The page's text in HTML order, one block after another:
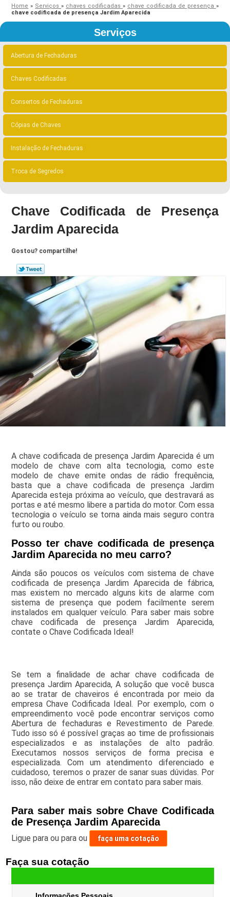
Home » Serviços» chaves codificadas » chave codificada de presença »
chave codificada de presença Jardim Aparecida
Serviços
Abertura de Fechaduras
Chaves Codificadas
Consertos de Fechaduras
Cópias de Chaves
Instalação de Fechaduras
Troca de Segredos
Chave Codificada de Presença
Jardim Aparecida
Gostou? compartilhe!
A chave codificada de presença Jardim Aparecida é um
modelo de chave com alta tecnologia, como este
modelo de chave emite ondas de rádio frequência,
basta que a chave codificada de presença Jardim
Aparecida esteja próxima ao veículo, que destravará as
portas e até mesmo libere a partida do motor. Com essa
tecnologia o veículo se torna ainda mais seguro contra
furto ou roubo.
Posso ter chave codificada de presença
Jardim Aparecida no meu carro?
Ainda são poucos os veículos com sistema de chave
codificada de presença Jardim Aparecida de fábrica,
mas existem no mercado alguns kits de alarme com
sistema de presença que podem facilmente serem
instalados em qualquer veículo. Para saber mais sobre
chave codificada de presença Jardim Aparecida,
contate o Chave Codificada Ideal!
Se tem a finalidade de achar chave codificada de
presença Jardim Aparecida, A solução que você busca
ao se tratar de chaveiros é encontrada por meio da
empresa Chave Codificada Ideal. Por exemplo, com o
empreendimento você pode encontrar serviços como
Abertura de fechaduras e Revestimento de Parede.
Tudo isso só é possível graças ao time de profissionais
especializados e as instalações de alto padrão.
Executamos nossos serviços de forma precisa e
especializada. Com um atendimento diferenciado e
cuidadoso, teremos o prazer de sanar suas dúvidas. Por
isso, não deixe de entrar em contato para saber mais.
Para saber mais sobre Chave Codificada
de Presença Jardim Aparecida
Ligue para ou para ou faça uma cotação
Faça sua cotação